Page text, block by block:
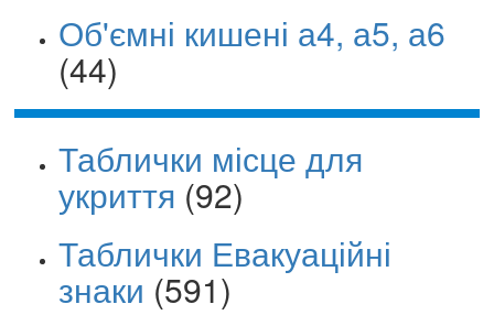
Об'ємні кишені а4, а5, а6
(44)
Таблички місце для
укриття (92)
Таблички Евакуаційні
знаки (591)